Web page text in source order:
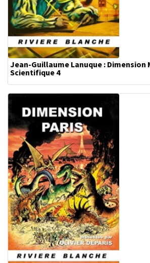
Jean-Guillaume Lanuque : Dimension
Scientifique 4